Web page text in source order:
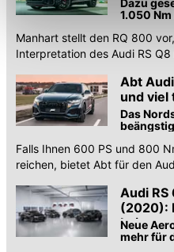
Einschränkung womöglich
Funktionalitäten der
können die Einstellungen
Datenschutzerklärung
Dazu
1.050
Manhart stellt den RQ 800
Interpretation des Audi RS
Abt
und viel
Das
Falls Ihnen 600 PS und 800
reichen, bietet Abt für den
Audi RS
(2020):
Neue
mehr für